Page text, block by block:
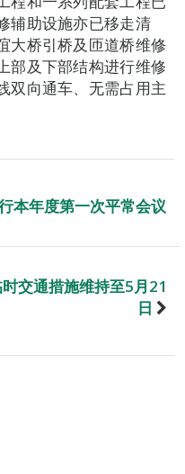
辅助设施亦已移走清
大桥引桥及匝道桥维修
部及下部结构进行维修
双向通车、无需占用主
本年度第一次平常会议
交通措施维持至5月21
日